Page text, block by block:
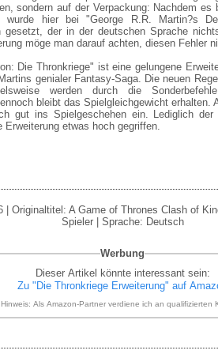
sondern auf der Verpackung: Nachdem es
wurde hier bei "George R.R. Martin?s
gesetzt, der in der deutschen Sprache
möge man darauf achten, diesen Fehler
Die Thronkriege" ist eine gelungene
genialer Fantasy-Saga. Die neuen
werden durch die
bleibt das Spielgleichgewicht erhalten.
gut ins Spielgeschehen ein. Lediglich
Erweiterung etwas hoch gegriffen.
| Originaltitel: A Game of Thrones Clash of
Spieler | Sprache: Deutsch
Werbung
Dieser Artikel könnte interessant sein:
Zu "Die Thronkriege Erweiterung" auf
Hinweis: Als Amazon-Partner verdiene ich an qualifizierten